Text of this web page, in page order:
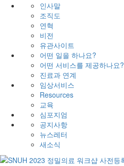
인사말
조직도
연혁
비전
유관사이트
어떤 일을 하나요?
어떤 서비스를 제공하나요?
진료과 연계
임상서비스
Resources
교육
심포지엄
공지사항
뉴스레터
새소식